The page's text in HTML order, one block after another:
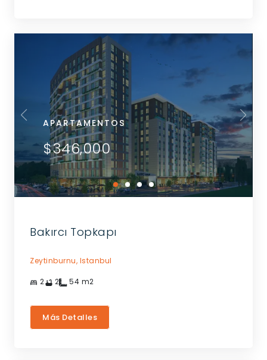
APARTAMENTOS
$346,000
Bakırcı Topkapı
Zeytinburnu, Istanbul
2 2 54 m2
Más Detalles